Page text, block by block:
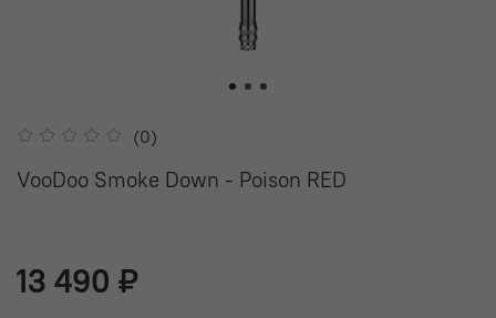
(0)
VooDoo Smoke Down - Poison RED
13 490 ₽